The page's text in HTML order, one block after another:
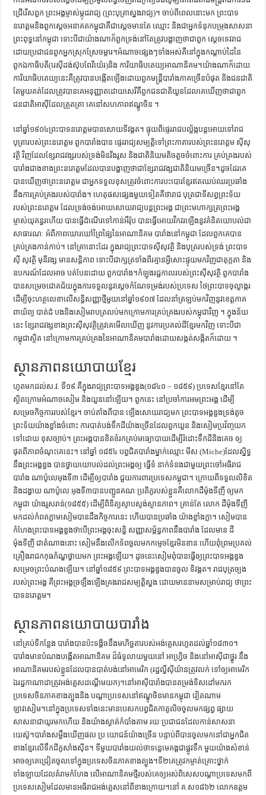
ជ្រើរើសពួក ព្រះអង្គម្ចាស់ម្កុដរាជ្យ (ព្រះបុត្រាស្នងរាជ្យ)។ ចាប់ពីពេលនោះមក ព្រះបាទ
នរោត្តមនិងពួកស្ដេចអនាគតកម្ពុជាគឺជាស្ដេចមានតែ ឈ្មោះ និងជាអ្នកទំនុកបម្រុងសាសនា
ព្រះពុទ្ធនៅកម្ពុជា ទោះបីជាយ៉ាងណាក៏ពួកទ្រង់នៅតែត្រូវបង្ហាញថាជាពួក ស្ដេចទេវរាជ
ដោយប្រជាជនពួកអ្នកស្រុកស្រែចម្ការ។អំណាចផ្សេងៗទាំងអស់គឺនៅក្នុងកណ្ដាប់ដៃនៃ
ពួកឯកាធិបតី(រេស៊ីដង់ស៊ុបពែរីយ៉េរ)និង ការិយាធិបតេយ្យអាណានិគម។យ៉ាងណាក៏ដោយ
ការិយាធិបតេយ្យនេះគឺត្រូវបានបង្កើតឡើងដោយពួកមន្ត្រីបារាំងភាគច្រើនបំផុត និងជនជាតិ
តែមួយគត់ដែលត្រូវបានគេអនុញ្ញាតដោយសេរីគឺពួកជនជាតិយួនដែលគេឃើញថាជាពួក
ជនជាតិអាស៊ីដែលត្រួតត្រា គេនៅសហភាពឥណ្ឌូចិន ។
នៅឆ្នាំ១៩០៤ព្រះបាទនរោត្តមបានសោយទីវង្គត។ ផ្ទុយពីផ្ទេររាជបល្ល័ង្កបន្តអោយទៅរាជ
បុត្រារបស់ព្រះនរោត្តម ពួកបារាំងបាន ផ្ទេររាជ្យសម្បត្តិទៅព្រះភាតារបស់ព្រះនរោត្តម ស៊ីសុ
វត្ថិ វិញដែលខ្សែរាជវង្សរបស់ទ្រង់មិនរឹងរូស និងជាតិនិយមតិចតួចចំពោះការ គ្រប់គ្រងរបស់
បារាំងជាងខាងព្រះនរោត្តមដែលបានបង្ហាញថាជាខ្សែរាជវង្សជាតិនិយមច្រើន។ដូចដែរគេ
បានឃើញថាព្រះនរោត្តម ជាអ្នកទទួលខុសត្រូវចំពោះការបះបោរខ្មែរឥតឈប់ឈរប្រឆាំង
នឹងការគ្រប់គ្រងរបស់បារាំង។ ហេតុផសផ្សេងមួយទៀតគឺថារាជ បុត្រជាទីសព្វព្រះទ័យ
របស់ព្រះនរោត្តម ដែលទ្រង់ចង់អោយសោយរាជ្យបន្តព្រះអង្គ ជាព្រះមហាក្សត្រព្រះអង្គ
ម្ចាស់យុគន្ធរហើយ បានធ្វើដំណើរទៅកាន់អឺរ៉ុប បានធ្វើអោយវឹកវរឡើងនូវគំនិតយោបល់ជា
សាធារណៈ អំពីភាពឃោរឃៅព្រៃផ្សៃនៃអាណានិគម បារាំងនៅកម្ពុជា ដែលពួកគេបាន
គ្រប់គ្រងកាន់កាប់។ នៅគ្រានោះដែរ ក្នុងរាជ្យព្រះបាទស៊ីសុវត្ថិ និងបុត្ររបស់ទ្រង់ ព្រះបាទ
ស៊ី សុវត្ថិ មុនីវង្ស មានសន្តិភាព ទោះបីជាក្សត្រទាំងពីរគ្មានអ្វីសោះផ្ទុយមកវិញជាតុក្កតា និង
ឧបករណ៍ដែលអាច បត់បែនដោយ ពួកបារាំង។កំឡុងរជ្ជកាលរបស់ព្រះស៊ីសុវត្ថិ ពួកបារាំង
បានសម្រេចជោគជ័យក្នុងការទទួលនូវស្ដេចកំណែទម្រង់របស់ប្រទេស ថៃព្រះបាទចុល្លាង្ករ
ដើម្បីចុះហត្ថលេខាលើសន្ធិសញ្ញាថ្មីមួយនៅឆ្នាំ១៩០៧ ដែលនាំត្រឡប់មកវិញនូវខេត្តភាគ
ពាយ័ព្យ បាត់ដំ បងនិងសៀមរាបត្រលប់មកក្រោមការគ្រប់គ្រងរបស់កម្ពុជាវិញ ។ ក្នុងន័យ
នេះ ខ្សែរាជវង្សខាងព្រះស៊ីសុវត្ថិត្រូវគេមើលឃើញ នូវការប្រគល់ដីខ្មែរមកវិញ ទោះបីជា
កម្ពុជាស្ថិត នៅក្រោមការគ្រប់គ្រងនៃអាណានិគមបារាំងដោយសង្កត់សង្កិតក៏ដោយ ។
ស្ថានភាពនយោបាយខ្មែរ
ហូតមកដល់ស.វ. ទី១៩ គឺក្នុងរាជ្យព្រះបាទអង្គឌួង(១៨៤០ – ១៨៥៩) ប្រទេសខ្មែរនៅតែ
ស្ថិតក្រោមអំណាចសៀម និងយួននៅឡើយ។ ពួកនេះ នៅប្រចាំការអមព្រះអង្គ ដើម្បី
សម្រេចកិច្ចការរបស់ខ្មែរ។ ចាប់តាំងពីបាន ឡើងសោយរាជ្យមក ព្រះបាទអង្គឌួងទ្រង់តូច
ព្រះទ័យយ៉ាងខ្លាំងចំពោះ ការបាត់បង់ទឹកដីយ៉ាងច្រើនដែលពួកយួន និងសៀមប្រវ័ញ្ចយក
ទៅដោយ ខុសច្បាប់។ ព្រះអង្គបានខិតខំរកគ្រប់មធ្យោបាយដើម្បីរំដោះទឹកដីនិងគេច ឲ្យ
ផុតពីភាពចំណុះគេនេះ។ នៅឆ្នាំ ១៨៥៤ បព្វជិតបារាំងម្នាក់ឈ្មោះ មីស (Miche)ដែលស្និទ្ធ
នឹងព្រះអង្គឌួង បានថ្វាយយោបល់ដល់ព្រះអង្គឲ្យ ធ្វើទំ នាក់ទំនងជាមួយព្រះចៅអធិរាជ
បារាំង ណាប៉ូលេអុងទី៣ ដើម្បីឲ្យបារាំង ជួយការពារប្រទេសកម្ពុជា។ ក្រោយពីទទួលលិខិត
និងដង្វាយ ណាប៉ូលេ អុងទី៣បានបញ្ជូនគណៈប្រតិភូរបស់ខ្លួនគឺលោកដឺម៉ុងទីញី ឲ្យមក
កម្ពុជា យ៉ាងរួសរាន់(១៨៥៥) ដើម្បីពិនិត្យស្ទាបស្ទង់ស្ថានភាព។ គ្រាន់តែ លោក ដឺម៉ុងទីញី
មកដល់កំពតភ្លាមសៀមបានដឹងកិច្ចការនេះ ហើយបានប្រឆាំង យ៉ាងខ្លាំងក្លា។ សៀមបាន
កំហែងព្រះបាទអង្គឌួងថាបើព្រះអង្គចុះសន្ធិ សញ្ញាសម្ព័ន្ធភាពនឹងបារាំង ដែលមាន ដឺ
ម៉ុងទីញី ជាតំណាងនោះ សៀមនឹងលើកទ័ពចូលមកកម្ទេចខ្មែរមិនខាន ហើយពុំព្រមប្រគល់
គ្រឿងរាជកកុធភ័ណ្ឌថ្វាយមក ព្រះអង្គឡើយ។ ដូចនេះសៀមពុំបានធ្វើឲ្យព្រះបាទអង្គឌួង
សម្រេចព្រះបំណងឡើយ។ នៅឆ្នាំ១៨៥៩ ព្រះបាទអង្គឌួងបានចូល ទិវង្គត។ រាជបុត្រច្បង
របស់ព្រះអង្គ គឺព្រះអង្គច្រឡឹងឡើងគ្រងរាជសម្បត្តិស្នង ដោយមាននាមសម្រាប់រាជ្យ ថាព្រះ
បាទនរោត្ដម។
ស្ថានភាពនយោបាយបារាំង
នៅគ្រប់ទីកន្លែង បារាំងបានប៉ះទង្គិចនឹងមហិច្ឆតារបស់អង់គ្លេសរហូតដល់ឆ្នាំ១៨៣០។
បារាំងមានបំណងបង្កើតអាណានិគម ដ៏ធំទូលាយមួយនៅ អាហ្វ្រិច និងនៅអាស៊ីជាថ្នូរ នឹង
អាណានិគមរបស់ខ្លួនដែលបានបាត់បង់នៅអាមេរិក (រដ្ឋល្វីស៊ីយ៉ានត្រូវលក់ ទៅឲ្យអាមេរិក
ឯរដ្ឋកាណាដាត្រូវអង់គ្លេសដណ្ដើមយក)។នៅអាស៊ីបារាំងបានតម្រង់ទិសដៅមករក
ប្រទេសចិនភាគខាងត្បូងនិង បណ្ដាប្រទេសនៅឥណ្ឌូចិនមានកម្ពុជា វៀតណាម
ឡាវសៀម។នៅក្នុងប្រទេសទាំងនេះមានបេសកបព្វជិតកាតូលិចចូលមកផ្សព្វ ផ្សាយ
សាសនាជាយូរមកហើយ និងយ៉ាងស្ងាត់កំបាំងតាម រយៈប្រជាជនដែលកាន់សាសនា
យេស៊ូ។បារាំងសម្លឹងឃើញផល ប្រ យោជន៍យ៉ាងច្រើន បន្ទាប់ពីបានចូលមកនៅជាអ្នកជិត
ខាងខ្មែរលើទឹកដីកូសាំងស៊ីន។ ទីមួយបារាំងយល់ថាទន្លេមេគង្គជាផ្លូវទឹក មួយយ៉ាងសំខាន់
អាចឲ្យគេជ្រៀតចូលទៅក្នុងប្រទេសចិនភាគខាងត្បូង។ទី២គេត្រូវកម្ចាត់គ្រោះថ្នាក់
ទាំងឡាយដែលគំរាមកំហែង លើអាណានិគមថ្មីរបស់គេឲ្យអស់ពិសេសបណ្ដាប្រទេសមកពី
ប្រទេសសៀមដែលមានអធិរាជអង់គ្លេសនៅពីខាងក្រោយ។នៅ គ.ស១៨៦២ លោកឧត្ដម